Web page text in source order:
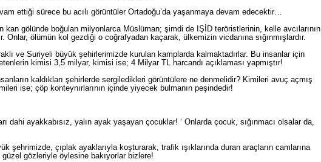
ettiği sürece bu acılı görüntüler Ortadoğu’da yaşanmaya devam edecektir…
kan gölünde boğulan milyonlarca Müslüman; şimdi de IŞİD teröristlerinin, kelle avcılarının
Onlar, ölümün kol gezdiği o coğrafyadan kaçarak, ülkemizin vicdanına sığınmışlardır.
ve Suriyeli büyük şehirlerimizde kurulan kamplarda kalmaktadırlar. Bu insanlar için
kimisi 3,5 milyar, kimisi ise; 4 Milyar TL harcandı açıklaması yapmıştır!
kaldıkları şehirlerde sergiledikleri görüntülere ne denmelidir? Kimileri avuç açmış
ise; çöp konteynırlarının içinde yiyecek bulmanın peşindedir!
dahi ayakkabısız, yalın ayak yaşayan çocuklar! ‘ Onlarda çocuk, sığınmacı olsalar da,
şehrimizde, çıplak ayaklarıyla koşturarak, trafik ışıklarında duran araçların camlarına
güzel gözleriyle öylesine bakıyorlar bizlere!